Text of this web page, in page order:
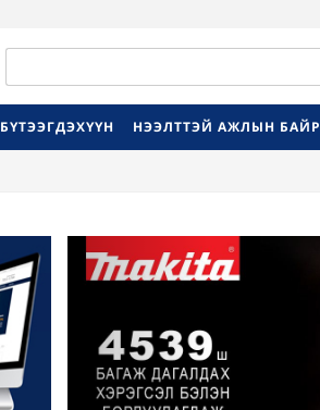
БҮТЭЭГДЭХҮҮН НЭЭЛТТЭЙ АЖЛЫН БАЙР
Previous